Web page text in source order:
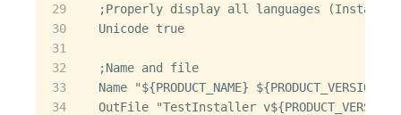
29
30
31
32
33
34
;Properly display all languages
  Unicode true
  ;Name and file
  Name "${PRODUCT_NAME} ${PRODUCT_VERSION}"
OutFile "TestInstaller